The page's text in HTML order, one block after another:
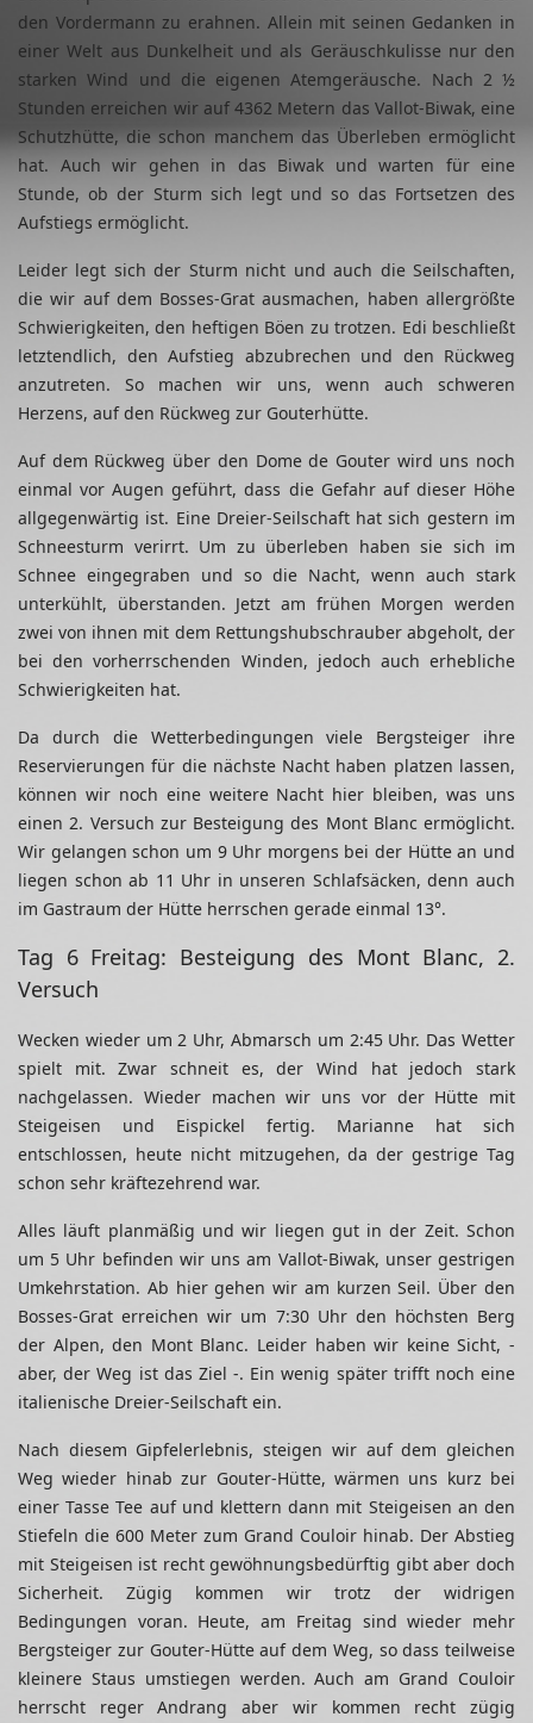
den Vordermann zu erahnen. Allein mit seinen Gedanken in
einer Welt aus Dunkelheit und als Geräuschkulisse nur den
starken Wind und die eigenen Atemgeräusche. Nach 2 ½
Stunden erreichen wir auf 4362 Metern das Vallot-Biwak, eine
Schutzhütte, die schon manchem das Überleben ermöglicht
hat. Auch wir gehen in das Biwak und warten für eine
Stunde, ob der Sturm sich legt und so das Fortsetzen des
Aufstiegs ermöglicht.
Leider legt sich der Sturm nicht und auch die Seilschaften,
die wir auf dem Bosses-Grat ausmachen, haben allergrößte
Schwierigkeiten, den heftigen Böen zu trotzen. Edi beschließt
letztendlich, den Aufstieg abzubrechen und den Rückweg
anzutreten. So machen wir uns, wenn auch schweren
Herzens, auf den Rückweg zur Gouterhütte.
Auf dem Rückweg über den Dome de Gouter wird uns noch
einmal vor Augen geführt, dass die Gefahr auf dieser Höhe
allgegenwärtig ist. Eine Dreier-Seilschaft hat sich gestern im
Schneesturm verirrt. Um zu überleben haben sie sich im
Schnee eingegraben und so die Nacht, wenn auch stark
unterkühlt, überstanden. Jetzt am frühen Morgen werden
zwei von ihnen mit dem Rettungshubschrauber abgeholt, der
bei den vorherrschenden Winden, jedoch auch erhebliche
Schwierigkeiten hat.
Da durch die Wetterbedingungen viele Bergsteiger ihre
Reservierungen für die nächste Nacht haben platzen lassen,
können wir noch eine weitere Nacht hier bleiben, was uns
einen 2. Versuch zur Besteigung des Mont Blanc ermöglicht.
Wir gelangen schon um 9 Uhr morgens bei der Hütte an und
liegen schon ab 11 Uhr in unseren Schlafsäcken, denn auch
im Gastraum der Hütte herrschen gerade einmal 13°.
Tag 6 Freitag: Besteigung des Mont Blanc, 2.
Versuch
Wecken wieder um 2 Uhr, Abmarsch um 2:45 Uhr. Das Wetter
spielt mit. Zwar schneit es, der Wind hat jedoch stark
nachgelassen. Wieder machen wir uns vor der Hütte mit
Steigeisen und Eispickel fertig. Marianne hat sich
entschlossen, heute nicht mitzugehen, da der gestrige Tag
schon sehr kräftezehrend war.
Alles läuft planmäßig und wir liegen gut in der Zeit. Schon
um 5 Uhr befinden wir uns am Vallot-Biwak, unser gestrigen
Umkehrstation. Ab hier gehen wir am kurzen Seil. Über den
Bosses-Grat erreichen wir um 7:30 Uhr den höchsten Berg
der Alpen, den Mont Blanc. Leider haben wir keine Sicht, -
aber, der Weg ist das Ziel -. Ein wenig später trifft noch eine
italienische Dreier-Seilschaft ein.
Nach diesem Gipfelerlebnis, steigen wir auf dem gleichen
Weg wieder hinab zur Gouter-Hütte, wärmen uns kurz bei
einer Tasse Tee auf und klettern dann mit Steigeisen an den
Stiefeln die 600 Meter zum Grand Couloir hinab. Der Abstieg
mit Steigeisen ist recht gewöhnungsbedürftig gibt aber doch
Sicherheit. Zügig kommen wir trotz der widrigen
Bedingungen voran. Heute, am Freitag sind wieder mehr
Bergsteiger zur Gouter-Hütte auf dem Weg, so dass teilweise
kleinere Staus umstiegen werden. Auch am Grand Couloir
herrscht reger Andrang aber wir kommen recht zügig